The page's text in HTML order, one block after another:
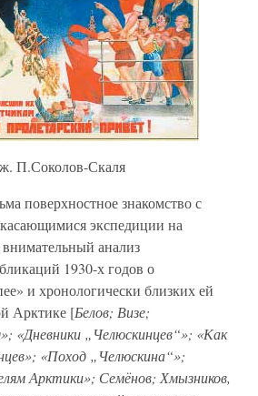
П.Соколов-Скаля
поверхностное знакомство с
экспедиции на
анализ
1930-х годов о
и хронологически близких ей
Арктике [Белов; Визе;
«Дневники „Челюскинцев“»; «Как
«Поход „Челюскина“»;
Арктики»; Семёнов; Хмызников,